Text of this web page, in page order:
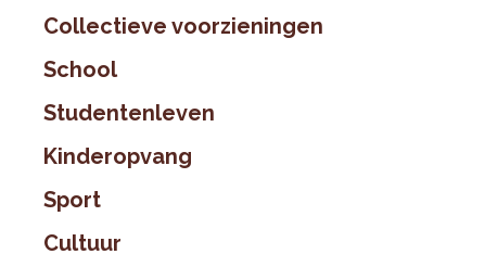
Collectieve voorzieningen
School
Studentenleven
Kinderopvang
Sport
Cultuur